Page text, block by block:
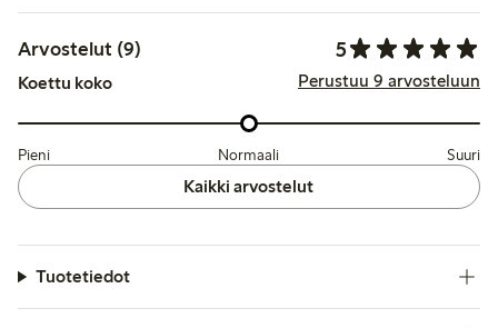
Arvostelut (9) 5
Koettu koko Perustuu 9 arvosteluun
Pieni Normaali Suuri
Kaikki arvostelut
Tuotetiedot